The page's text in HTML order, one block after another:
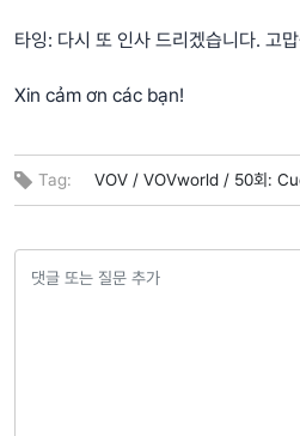
타잉: 다시 또 인사 드리겠습니다. 고
Xin cảm ơn các bạn!
Tag: VOV / VOVworld / 50회: